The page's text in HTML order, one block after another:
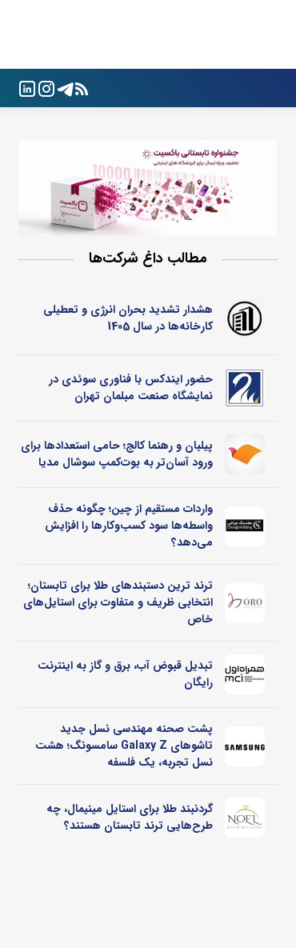
مطالب داغ شرکت‌ها
هشدار تشدید بحران انرژی و تعطیلی
کارخانه‌ها در سال 1405
حضور ایندکس با فناوری سوئدی در
نمایشگاه صنعت مبلمان تهران
پیلبان و رهنما کالج؛ حامی استعدادها برای
ورود آسان‌تر به بوت‌کمپ سوشال مدیا
واردات مستقیم از چین؛ چگونه حذف
واسطه‌ها سود کسب‌وکارها را افزایش
می‌دهد؟
ترند ترین دستبندهای طلا برای تابستان؛
انتخابی ظریف و متفاوت برای استایل‌های
خاص
تبدیل قبوض آب، برق و گاز به اینترنت
رایگان
پشت صحنه مهندسی نسل جدید
تاشوهای Galaxy Z سامسونگ؛ هشت
نسل تجربه، یک فلسفه
گردنبند طلا برای استایل مینیمال، چه
طرح‌هایی ترند تابستان هستند؟